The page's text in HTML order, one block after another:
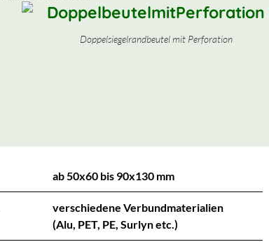
Doppelsiegelrandbeutel mit Perforation
ab 50x60 bis 90x130 mm
verschiedene Verbundmaterialien
(Alu, PET, PE, Surlyn etc.)